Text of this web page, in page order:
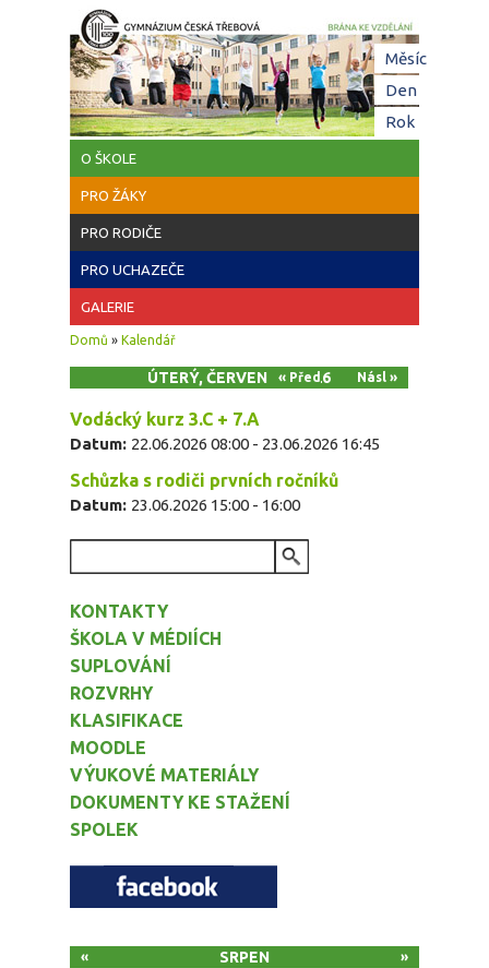
Přejít k hlavnímu obsahu
O ŠKOLE
PRO ŽÁKY
PRO RODIČE
PRO UCHAZEČE
GALERIE
Jste zde
Domů » Kalendář
ÚTERÝ, ČERVEN 23, 2026
« Před Násl »
Vodácký kurz 3.C + 7.A
Datum: 22.06.2026 08:00 - 23.06.2026 16:45
Schůzka s rodiči prvních ročníků
Datum: 23.06.2026 15:00 - 16:00
KONTAKTY
ŠKOLA V MÉDIÍCH
SUPLOVÁNÍ
ROZVRHY
KLASIFIKACE
MOODLE
VÝUKOVÉ MATERIÁLY
DOKUMENTY KE STAŽENÍ
SPOLEK
SRPEN
« »
Měsíc
Den(aktivní
Rok